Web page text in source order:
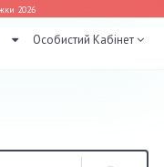
2026
Особистий Кабінет